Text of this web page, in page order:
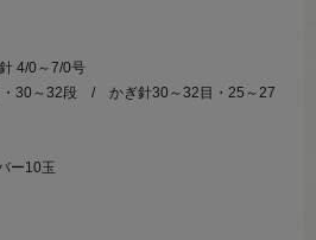
4/0～7/0号
・30～32段 / かぎ針30～32目・25～27
ー10玉